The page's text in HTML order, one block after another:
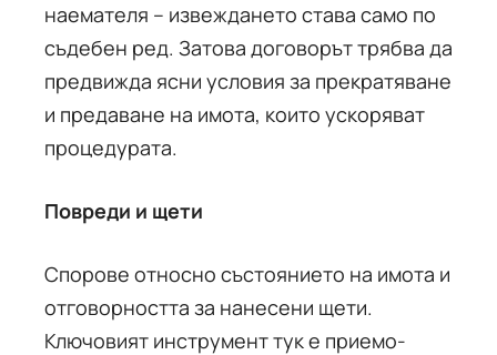
наемателя – извеждането става само по
съдебен ред. Затова договорът трябва да
предвижда ясни условия за прекратяване
и предаване на имота, които ускоряват
процедурата.
Повреди и щети
Спорове относно състоянието на имота и
отговорността за нанесени щети.
Ключовият инструмент тук е приемо-